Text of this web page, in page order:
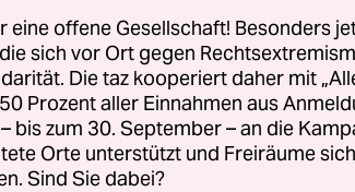
den French Open
gehört er in der
um die Toptitel
Serie, war ein weiterer
seiner mentalen
wird in zu vielen
offene Gesellschaft! Besonders
sich vor Ort gegen
Die taz kooperiert daher mit
Prozent aller Einnahmen aus
bis zum 30. September – an die
Orte unterstützt und Freiräume
Sind Sie dabei?